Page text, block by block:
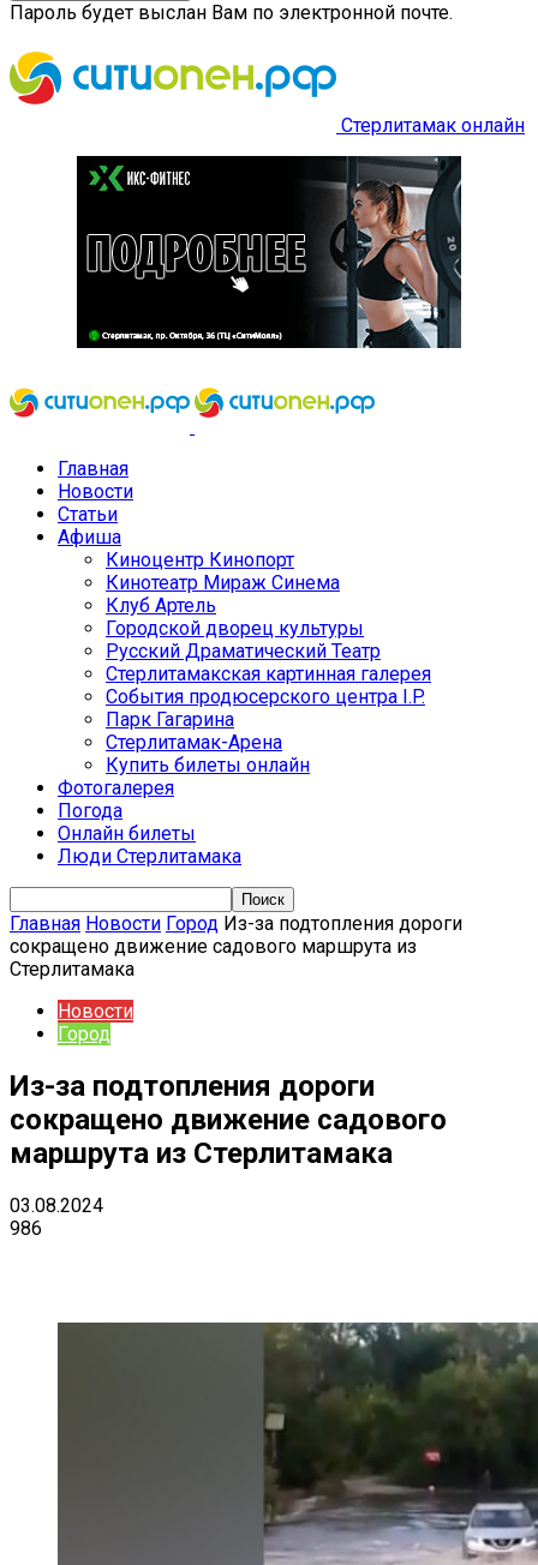
Пароль будет выслан Вам по электронной почте.
Стерлитамак онлайн
Главная
Новости
Статьи
Афиша
Киноцентр Кинопорт
Кинотеатр Мираж Синема
Клуб Артель
Городской дворец культуры
Русский Драматический Театр
Стерлитамакская картинная галерея
События продюсерского центра I.P.
Парк Гагарина
Стерлитамак-Арена
Купить билеты онлайн
Фотогалерея
Погода
Онлайн билеты
Люди Стерлитамака
Главная Новости Город Из-за подтопления дороги
сокращено движение садового маршрута из
Стерлитамака
Новости
Город
Из-за подтопления дороги
сокращено движение садового
маршрута из Стерлитамака
03.08.2024
986